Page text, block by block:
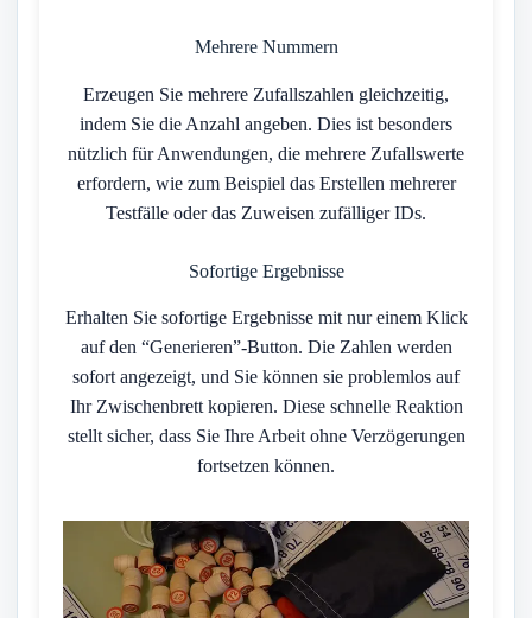
Mehrere Nummern
Erzeugen Sie mehrere Zufallszahlen gleichzeitig,
indem Sie die Anzahl angeben. Dies ist besonders
nützlich für Anwendungen, die mehrere Zufallswerte
erfordern, wie zum Beispiel das Erstellen mehrerer
Testfälle oder das Zuweisen zufälliger IDs.
Sofortige Ergebnisse
Erhalten Sie sofortige Ergebnisse mit nur einem Klick
auf den “Generieren”-Button. Die Zahlen werden
sofort angezeigt, und Sie können sie problemlos auf
Ihr Zwischenbrett kopieren. Diese schnelle Reaktion
stellt sicher, dass Sie Ihre Arbeit ohne Verzögerungen
fortsetzen können.